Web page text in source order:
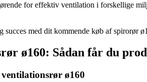
for effektiv ventilation i forskellige
med dit kommende køb af spirorør
ø160: Sådan får du
ø160